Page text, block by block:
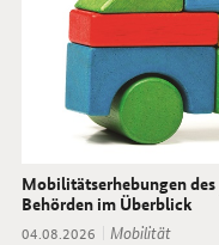
Mobilitätserhebungen des
Behörden im Überblick
Datum:
04.08.2026 Thema:
Mobilität